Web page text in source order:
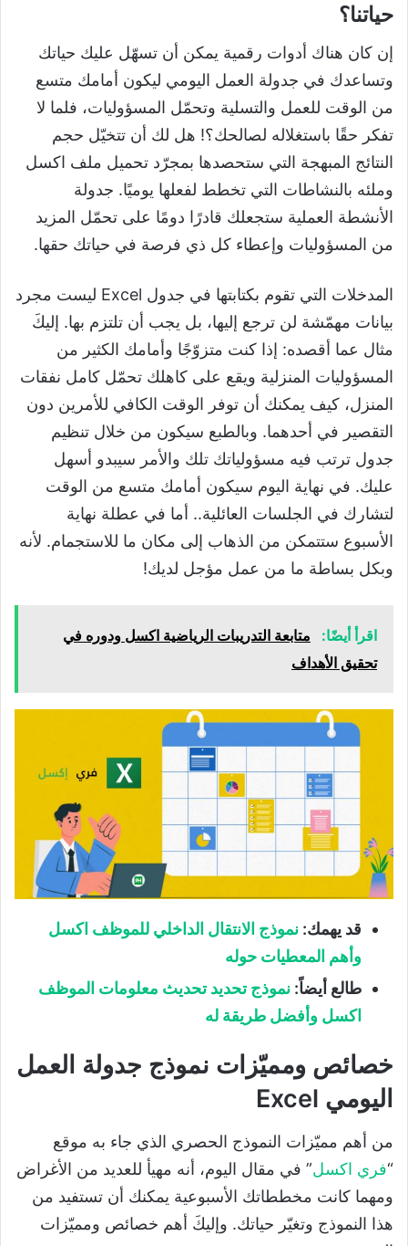
حياتنا؟
إن كان هناك أدوات رقمية يمكن أن تسهّل عليك حياتك
وتساعدك في جدولة العمل اليومي ليكون أمامك متسع
من الوقت للعمل والتسلية وتحمّل المسؤوليات، فلما لا
تفكر حقًا باستغلاله لصالحك؟! هل لك أن تتخيّل حجم
النتائج المبهجة التي ستحصدها بمجرّد تحميل ملف اكسل
وملئه بالنشاطات التي تخطط لفعلها يوميًا. جدولة
الأنشطة العملية ستجعلك قادرًا دومًا على تحمّل المزيد
من المسؤوليات وإعطاء كل ذي فرصة في حياتك حقها.
المدخلات التي تقوم بكتابتها في جدول Excel ليست مجرد
بيانات مهمّشة لن ترجع إليها، بل يجب أن تلتزم بها. إليكَ
مثال عما أقصده: إذا كنت متزوّجًا وأمامك الكثير من
المسؤوليات المنزلية ويقع على كاهلك تحمّل كامل نفقات
المنزل، كيف يمكنك أن توفر الوقت الكافي للأمرين دون
التقصير في أحدهما. وبالطبع سيكون من خلال تنظيم
جدول ترتب فيه مسؤولياتك تلك والأمر سيبدو أسهل
عليك. في نهاية اليوم سيكون أمامك متسع من الوقت
لتشارك في الجلسات العائلية.. أما في عطلة نهاية
الأسبوع ستتمكن من الذهاب إلى مكان ما للاستجمام. لأنه
وبكل بساطة ما من عمل مؤجل لديك!
اقرأ أيضًا:
متابعة التدريبات الرياضية اكسل ودوره في
تحقيق الأهداف
قد يهمك: نموذج الانتقال الداخلي للموظف اكسل
وأهم المعطيات حوله
طالع أيضاً: نموذج تحديد تحديث معلومات الموظف
اكسل وأفضل طريقة له
خصائص ومميّزات نموذج جدولة العمل
اليومي Excel
من أهم مميّزات النموذج الحصري الذي جاء به موقع
“فري اكسل” في مقال اليوم، أنه مهيأ للعديد من الأغراض
ومهما كانت مخططاتك الأسبوعية يمكنك أن تستفيد من
هذا النموذج وتغيّر حياتك. وإليكَ أهم خصائص ومميّزات